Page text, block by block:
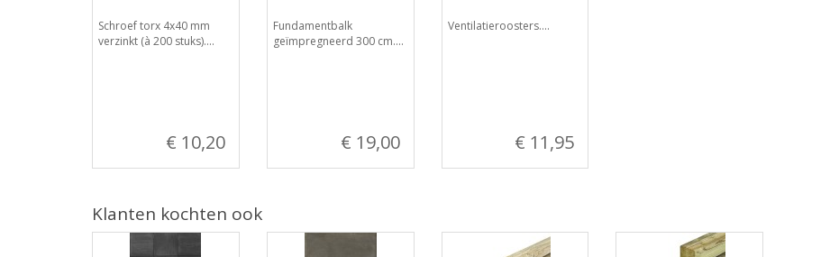
Schroef torx 4x40 mm
verzinkt (à 200 stuks)....
€ 10,20
Fundamentbalk
geïmpregneerd 300 cm....
€ 19,00
Ventilatieroosters....
€ 11,95
Klanten kochten ook